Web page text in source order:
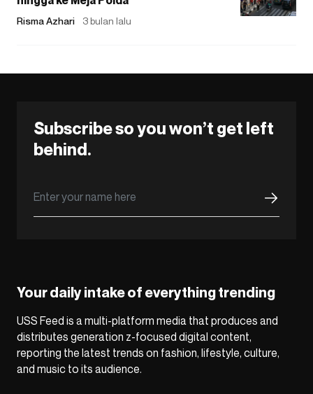
Risma Azhari 3 bulan lalu
Subscribe so you won’t get left
behind.
Your daily intake of everything trending
USS Feed is a multi-platform media that produces and
distributes generation z-focused digital content,
reporting the latest trends on fashion, lifestyle, culture,
and music to its audience.